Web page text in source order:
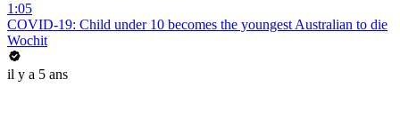
1:05
COVID-19: Child under 10 becomes the youngest Australian to die
Wochit
il y a 5 ans